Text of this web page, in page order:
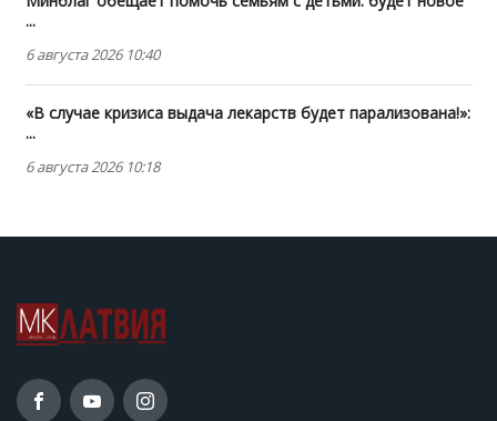
...
6 августа 2026 10:40
«В случае кризиса выдача лекарств будет парализована!»:
...
6 августа 2026 10:18